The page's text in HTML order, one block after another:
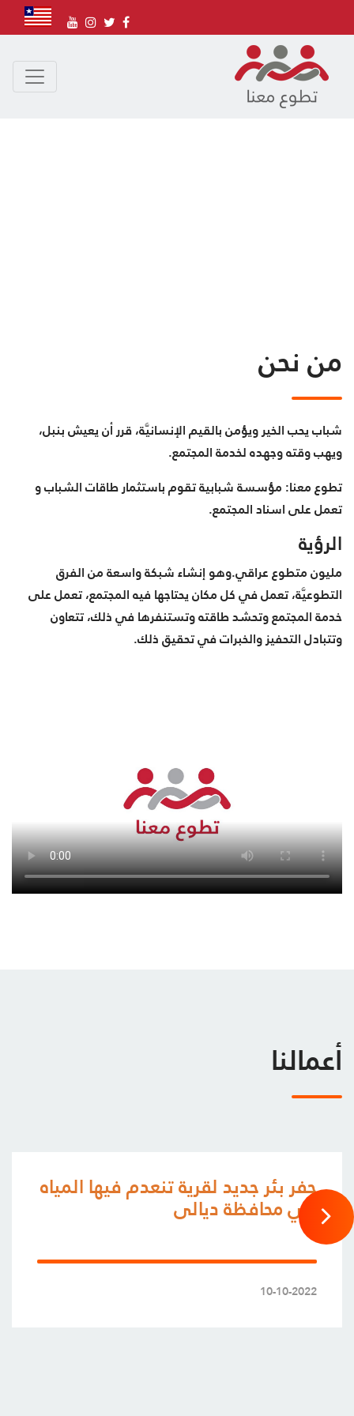
من نحن
شباب يحب الخير ويؤمن بالقيم الإنسانيَّة، قرر أن يعيش بنبل،
ويهب وقته وجهده لخدمة المجتمع.
تطوع معنا: مؤسسة شبابية تقوم باستثمار طاقات الشباب و
تعمل على اسناد المجتمع.
الرؤية
مليون متطوع عراقي.وهو إنشاء شبكة واسعة من الفرق
التطوعيَّة، تعمل في كل مكان يحتاجها فيه المجتمع، تعمل على
خدمة المجتمع وتحشد طاقته وتستنفرها في ذلك، تتعاون
وتتبادل التحفيز والخبرات في تحقيق ذلك.
أعمالنا
حفر بئر جديد لقرية تنعدم فيها المياه
في محافظة ديالى
10-10-2022